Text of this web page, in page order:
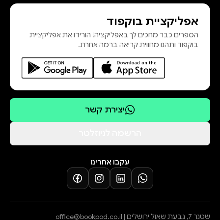
אפליקציית בוקפוד
הספרים כבר מחכים לך באפליקציה! הורידו את אפליקציית
בוקפוד ותהנו מחווית קריאה ברמה אחרת.
יצירת קשר
עקבו אחרינו
שטנר 7, גבעת שאול ירושלים | office@bookpod.co.il